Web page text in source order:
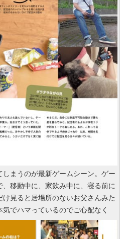
まうのが最新ゲームシーン。ゲー
移動中に、家飲み中に、寝る前に
見ると居場所のないお父さんみた
でハマっているのでご心配なく